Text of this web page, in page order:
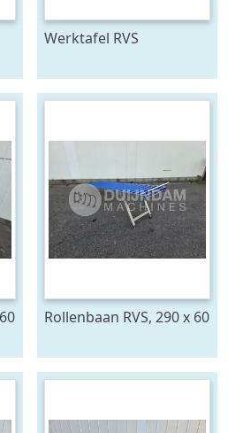
Werktafel RVS
Rollenbaan RVS, 290 x 60